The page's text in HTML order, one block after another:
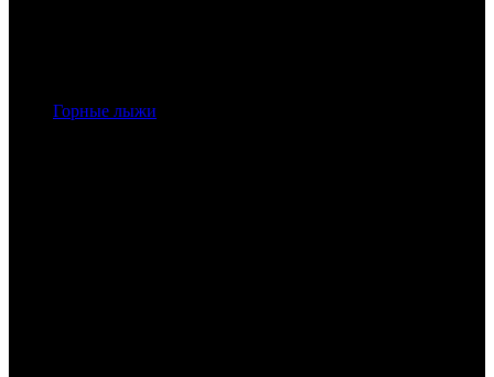
Горные лыжи